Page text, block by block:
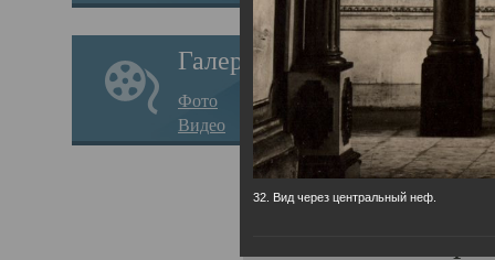
Галерея
Фото
Видео
32. Вид через центральный неф.